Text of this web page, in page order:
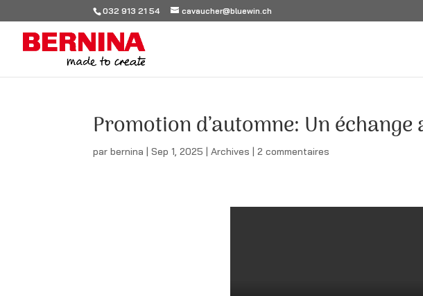
032 913 21 54 cavaucher@bluewin.ch
Promotion d’automne: Un échange
parbernina |Sep 1, 2025 |Archives |2 commentaires